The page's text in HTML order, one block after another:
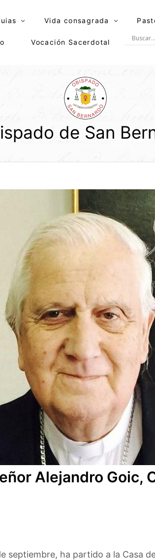
Vida consagrada
Vocación Sacerdotal
de San
Alejandro Goic,
septiembre, ha partido a la Casa